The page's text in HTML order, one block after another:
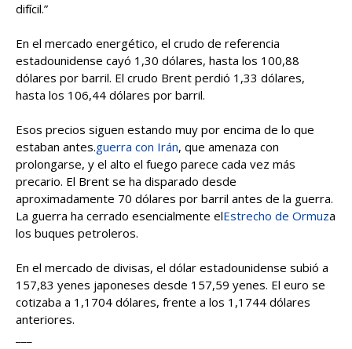
difícil.”
En el mercado energético, el crudo de referencia
estadounidense cayó 1,30 dólares, hasta los 100,88
dólares por barril. El crudo Brent perdió 1,33 dólares,
hasta los 106,44 dólares por barril.
Esos precios siguen estando muy por encima de lo que
estaban antes.guerra con Irán, que amenaza con
prolongarse, y el alto el fuego parece cada vez más
precario. El Brent se ha disparado desde
aproximadamente 70 dólares por barril antes de la guerra.
La guerra ha cerrado esencialmente elEstrecho de Ormuza
los buques petroleros.
En el mercado de divisas, el dólar estadounidense subió a
157,83 yenes japoneses desde 157,59 yenes. El euro se
cotizaba a 1,1704 dólares, frente a los 1,1744 dólares
anteriores.